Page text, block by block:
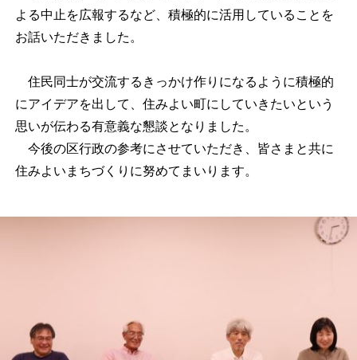
よる中止を広報するなど、積極的に活用していることを
お話いただきました。
住民同士が交流するきっかけ作りになるように積極的
にアイデアを出して、住みよい町にしていきたいという
思いが伝わる有意義な懇談となりました。
今後の区行政の参考にさせていただき、皆さまと共に
住みよいまちづくりに努めてまいります。